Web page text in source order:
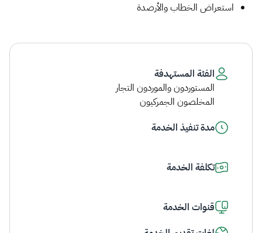
استعراض الخطاب والأرصدة​
الفئة المستهدفة
المستوردون والموردون التجار
المخلصون الجمركيون
مدة تنفيذ الخدمة
تكلفة الخدمة
قنوات الخدمة